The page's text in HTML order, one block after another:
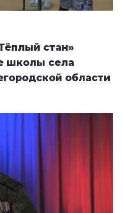
стан»
школы села
области